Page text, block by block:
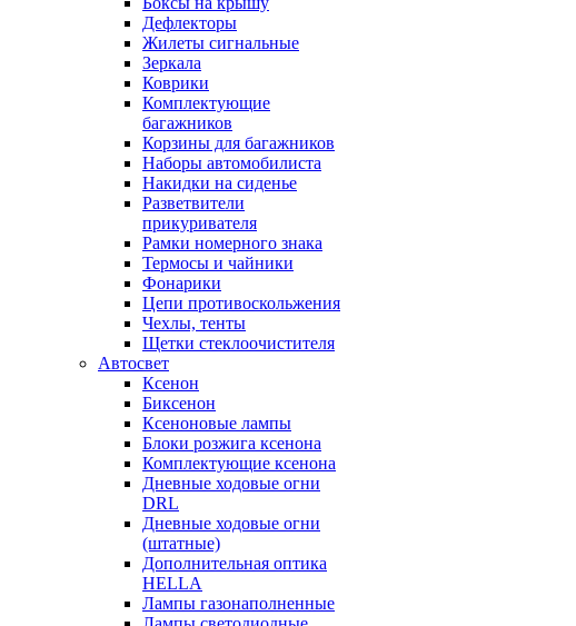
Дефлекторы
Жилеты сигнальные
Зеркала
Коврики
Комплектующие
багажников
Корзины для багажников
Наборы автомобилиста
Накидки на сиденье
Разветвители
прикуривателя
Рамки номерного знака
Термосы и чайники
Фонарики
Цепи противоскольжения
Чехлы, тенты
Щетки стеклоочистителя
Автосвет
Ксенон
Биксенон
Ксеноновые лампы
Блоки розжига ксенона
Комплектующие ксенона
Дневные ходовые огни
DRL
Дневные ходовые огни
(штатные)
Дополнительная оптика
HELLA
Лампы газонаполненные